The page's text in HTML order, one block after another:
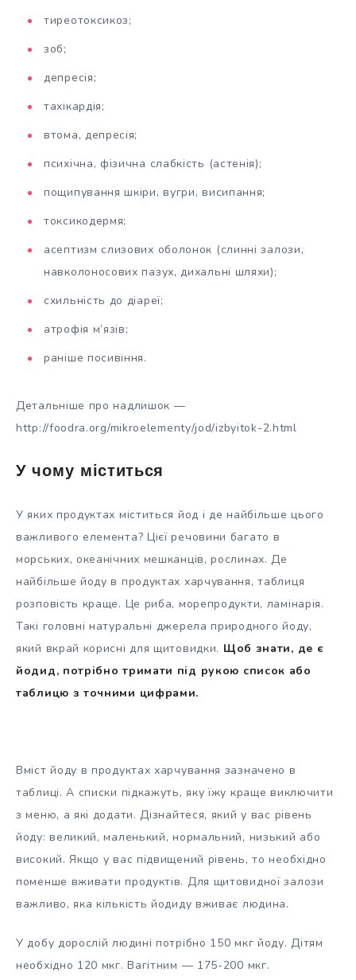
тиреотоксикоз;
зоб;
депресія;
тахікардія;
втома, депресія;
психічна, фізична слабкість (астенія);
пощипування шкіри, вугри, висипання;
токсикодермя;
асептизм слизових оболонок (слинні залози,
навколоносових пазух, дихальні шляхи);
схильність до діареї;
атрофія м’язів;
раніше посивіння.
Детальніше про надлишок —
http://foodra.org/mikroelementy/jod/izbyitok-2.html
У чому міститься
У яких продуктах міститься йод і де найбільше цього
важливого елемента? Цієї речовини багато в
морських, океанічних мешканців, рослинах. Де
найбільше йоду в продуктах харчування, таблиця
розповість краще. Це риба, морепродукти, ламінарія.
Такі головні натуральні джерела природного йоду,
який вкрай корисні для щитовидки. Щоб знати, де є
йодид, потрібно тримати під рукою список або
таблицю з точними цифрами.
Вміст йоду в продуктах харчування зазначено в
таблиці. А списки підкажуть, яку їжу краще виключити
з меню, а які додати. Дізнайтеся, який у вас рівень
йоду: великий, маленький, нормальний, низький або
високий. Якщо у вас підвищений рівень, то необхідно
поменше вживати продуктів. Для щитовидної залози
важливо, яка кількість йодиду вживає людина.
У добу дорослій людині потрібно 150 мкг йоду. Дітям
необхідно 120 мкг. Вагітним — 175-200 мкг.